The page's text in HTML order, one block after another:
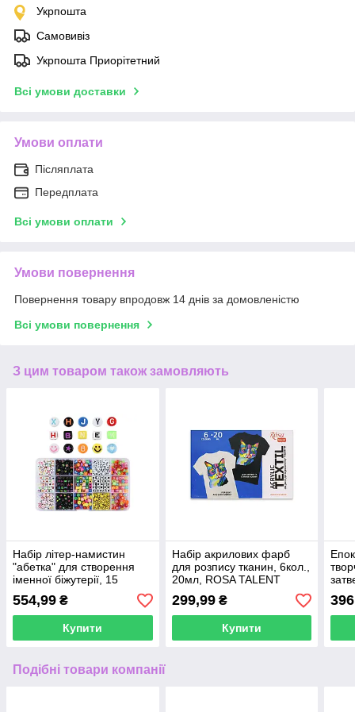
Укрпошта
Самовивіз
Укрпошта Приорітетний
Всі умови доставки
Умови оплати
Післяплата
Передплата
Всі умови оплати
Умови повернення
Повернення товару впродовж 14 днів за домовленістю
Всі умови повернення
З цим товаром також замовляють
Набір літер-намистин
"абетка" для створення
іменної біжутерії, 15
осередків
554,99 ₴
Купити
Набір акрилових фарб
для розпису тканин, 6кол.,
20мл, ROSA TALENT
299,99₴
Купити
(1:1)
Подібні товари компанії